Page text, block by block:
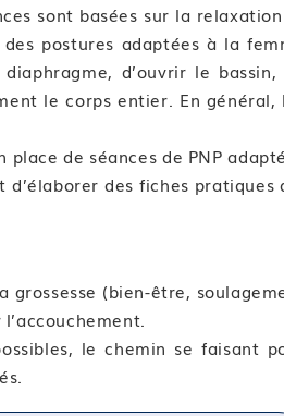
sont basées sur la
postures adaptées à la
d’ouvrir le bassin,
le corps entier. En général,
de séances de PNP
des fiches pratiques
grossesse (bien-être,
le chemin se faisant